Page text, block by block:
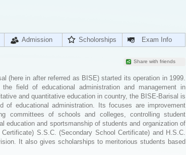
Admission Scholorships Exam Info
Share with friends
(here in after referred as BISE) started its operation in 1999.
field of educational administration and management in
and quantitative education in country, the BISE-Barisal is
educational administration. Its focuses are improvement
committees of schools and colleges, controlling student
education and sportsmanship of students and organization of
S.S.C. (Secondary School Certificate) and H.S.C.
It also gives scholarships to meritorious students based